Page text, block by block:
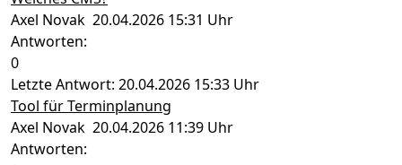
Axel Novak 20.04.2026 15:31 Uhr
Antworten:
0
Letzte Antwort: 20.04.2026 15:33 Uhr
Tool für Terminplanung
Axel Novak 20.04.2026 11:39 Uhr
Antworten: